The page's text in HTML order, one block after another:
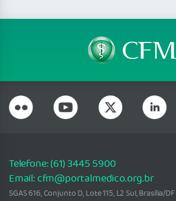
Telefone: (61) 3445 5900
Email: cfm@portalmedico.org.br
SGAS 616, Conjunto D, Lote 115, L2 Sul, Brasília/